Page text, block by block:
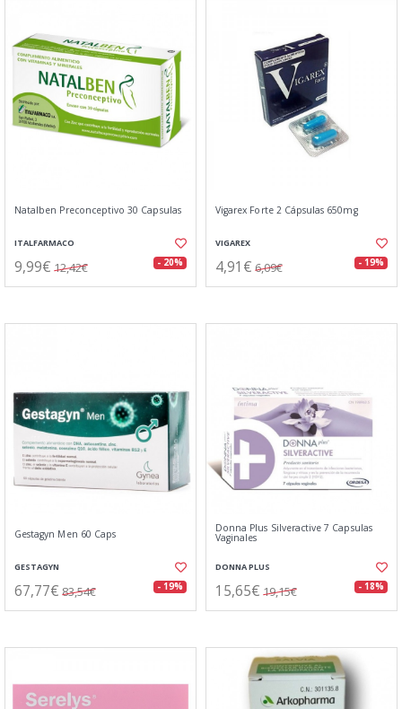
Natalben Preconceptivo 30 Capsulas
ITALFARMACO
9,99€ 12,42€ - 20%
Vigarex Forte 2 Cápsulas 650mg
VIGAREX
4,91€ 6,09€ - 19%
Gestagyn Men 60 Caps
GESTAGYN
67,77€ 83,54€ - 19%
Donna Plus Silveractive 7 Capsulas
Vaginales
DONNA PLUS
15,65€ 19,15€ - 18%